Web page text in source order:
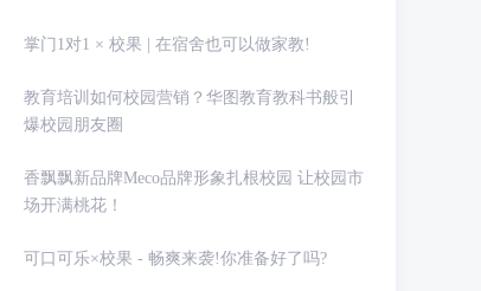
掌门1对1 × 校果 | 在宿舍也可以做家教!
教育培训如何校园营销？华图教育教科书般引
爆校园朋友圈
香飘飘新品牌Meco品牌形象扎根校园 让校园市
场开满桃花！
可口可乐×校果 - 畅爽来袭!你准备好了吗?